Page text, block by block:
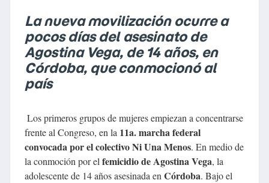
La nueva movilización ocurre a
pocos días del asesinato de
Agostina Vega, de 14 años, en
Córdoba, que conmocionó al
país
Los primeros grupos de mujeres empiezan a concentrarse
frente al Congreso, en la 11a. marcha federal
convocada por el colectivo Ni Una Menos. En medio de
la conmoción por el femicidio de Agostina Vega, la
adolescente de 14 años asesinada en Córdoba. Bajo el